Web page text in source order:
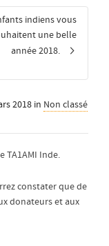
indiens vous
une belle
année 2018.
2018 in Non classé
TA1AMI Inde.
constater que de
donateurs et aux